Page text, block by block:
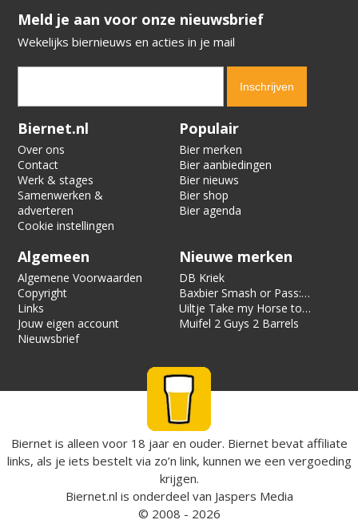
​​​​​​​Meld je aan voor onze nieuwsbrief
Wekelijks biernieuws en acties in je mail
Verification code:
Biernet.nl
Over ons
Contact
Werk & stages
Samenwerken &
adverteren
Cookie instellingen
Populair
Bier merken
Bier aanbiedingen
Bier nieuws
Bier shop
Bier agenda
Algemeen
Algemene Voorwaarden
Copyright
Links
Jouw eigen account
Nieuwsbrief
Nieuwe merken
DB Kriek
Baxbier Smash or Pass:
Strata
Uiltje Take my Horse to
the Hotel Room
Muifel 2 Guys 2 Barrels
Biernet is alleen voor 18 jaar en ouder. Biernet bevat affiliate
links, als je iets bestelt via zo’n link, kunnen we een vergoeding
krijgen.
Biernet.nl is onderdeel van Jaspers Media
© 2008 - 2026